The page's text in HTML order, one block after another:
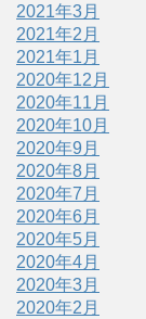
2021年3月
2021年2月
2021年1月
2020年12月
2020年11月
2020年10月
2020年9月
2020年8月
2020年7月
2020年6月
2020年5月
2020年4月
2020年3月
2020年2月